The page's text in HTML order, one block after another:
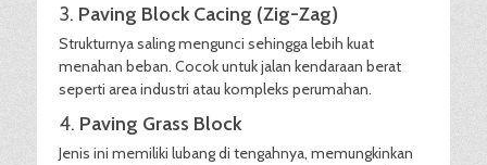
3. Paving Block Cacing (Zig-Zag)
Strukturnya saling mengunci sehingga lebih kuat
menahan beban. Cocok untuk jalan kendaraan berat
seperti area industri atau kompleks perumahan.
4. Paving Grass Block
Jenis ini memiliki lubang di tengahnya, memungkinkan